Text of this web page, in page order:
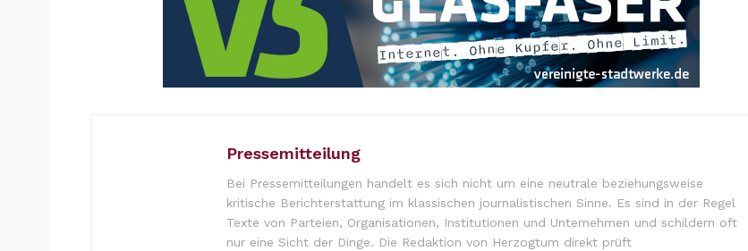
Pressemitteilung
Bei Pressemitteilungen handelt es sich nicht um eine neutrale beziehungsweise
kritische Berichterstattung im klassischen journalistischen Sinne. Es sind in der Regel
Texte von Parteien, Organisationen, Institutionen und Unternehmen und schildern oft
nur eine Sicht der Dinge. Die Redaktion von Herzogtum direkt prüft